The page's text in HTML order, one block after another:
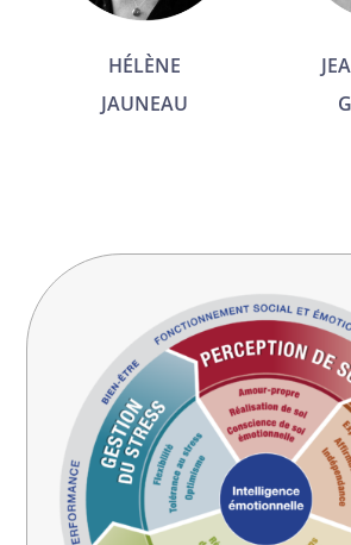
HÉLÈNE
JAUNEAU